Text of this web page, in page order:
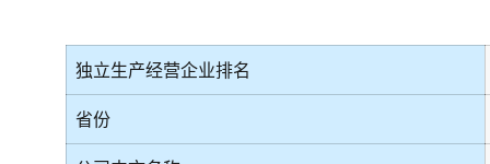
独立生产经营企业排名
省份